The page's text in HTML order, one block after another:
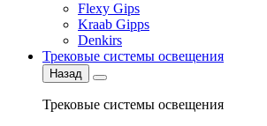
Flexy Gips
Kraab Gipps
Denkirs
Трековые системы освещения
Назад
Трековые системы освещения